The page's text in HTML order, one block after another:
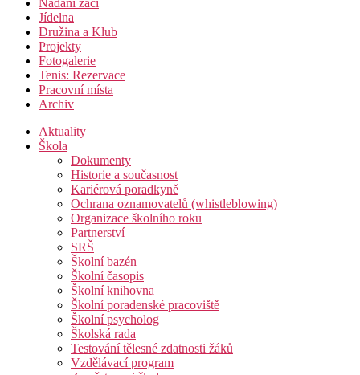
Nadaní žáci
Jídelna
Družina a Klub
Projekty
Fotogalerie
Tenis: Rezervace
Pracovní místa
Archiv
Aktuality
Škola
Dokumenty
Historie a současnost
Kariérová poradkyně
Ochrana oznamovatelů (whistleblowing)
Organizace školního roku
Partnerství
SRŠ
Školní bazén
Školní časopis
Školní knihovna
Školní poradenské pracoviště
Školní psycholog
Školská rada
Testování tělesné zdatnosti žáků
Vzdělávací program